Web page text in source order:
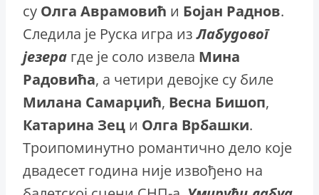
су Олга Аврамовић и Бојан Раднов.
Следила је Руска игра изЛабудовог
језера где је соло извела Мина
Радовића, а четири девојке су биле
Милана Самарџић, Весна Бишоп,
Катарина Зец и Олга Врбашки.
Троипоминутно романтично дело које
двадесет година није извођено на